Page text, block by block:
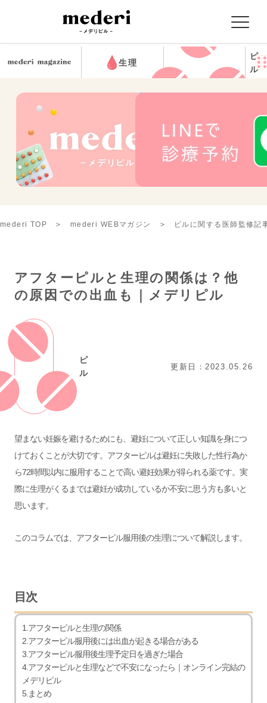
生理
ピ
ル
mederi TOP mederi WEBマガジン ピルに関する医師監修記
アフターピルと生理の関係は？他
の原因での出血も｜メデリピル
ピ
ル
更新日：2023.05.26
望まない妊娠を避けるためにも、避妊について正しい知識を身につ
けておくことが大切です。アフターピルは避妊に失敗した性行為か
ら72時間以内に服用することで高い避妊効果が得られる薬です。実
際に生理がくるまでは避妊が成功しているか不安に思う方も多いと
思います。
このコラムでは、アフターピル服用後の生理について解説します。
目次
1.アフターピルと生理の関係
2.アフターピル服用後には出血が起きる場合がある
3.アフターピル服用後生理予定日を過ぎた場合
4.アフターピルと生理などで不安になったら｜オンライン完結の
メデリピル
5.まとめ